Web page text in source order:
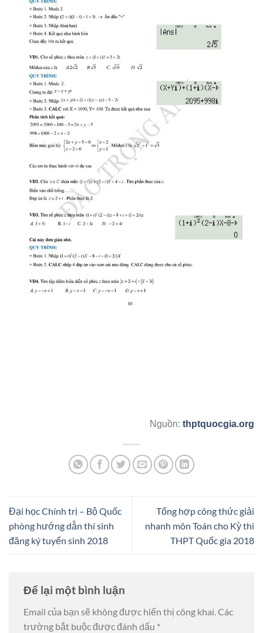
Nguồn: thptquocgia.org
Đại học Chính trị – Bộ Quốc
phòng hướng dẫn thí sinh
đăng ký tuyển sinh 2018
Tổng hợp công thức giải
nhanh môn Toán cho Kỳ thi
THPT Quốc gia 2018
Để lại một bình luận
Email của bạn sẽ không được hiển thị công khai.Các
trường bắt buộc được đánh dấu *